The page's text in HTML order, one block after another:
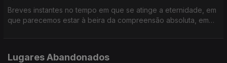
Breves instantes no tempo em que se atinge a eternidade, em
que parecemos estar à beira da compreensão absoluta, em
Lugares Abandonados